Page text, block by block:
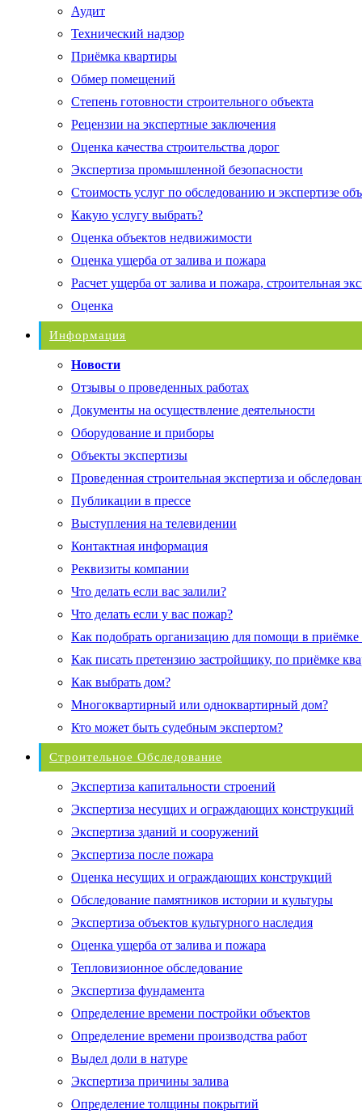
Аудит
Технический надзор
Приёмка квартиры
Обмер помещений
Степень готовности строительного объекта
Рецензии на экспертные заключения
Оценка качества строительства дорог
Экспертиза промышленной безопасности
Стоимость услуг по обследованию и экспертизе
Какую услугу выбрать?
Оценка объектов недвижимости
Оценка ущерба от залива и пожара
Расчет ущерба от залива и пожара, строительная
Оценка
Информация
Новости
Отзывы о проведенных работах
Документы на осуществление деятельности
Оборудование и приборы
Объекты экспертизы
Проведенная строительная экспертиза и
Публикации в прессе
Выступления на телевидении
Контактная информация
Реквизиты компании
Что делать если вас залили?
Что делать если у вас пожар?
Как подобрать организацию для помощи в приёмке
Как писать претензию застройщику, по приёмке
Как выбрать дом?
Многоквартирный или одноквартирный дом?
Кто может быть судебным экспертом?
Строительное Обследование
Экспертиза капитальности строений
Экспертиза несущих и ограждающих конструкций
Экспертиза зданий и сооружений
Экспертиза после пожара
Оценка несущих и ограждающих конструкций
Обследование памятников истории и культуры
Экспертиза объектов культурного наследия
Оценка ущерба от залива и пожара
Тепловизионное обследование
Экспертиза фундамента
Определение времени постройки объектов
Определение времени производства работ
Выдел доли в натуре
Экспертиза причины залива
Определение толщины покрытий